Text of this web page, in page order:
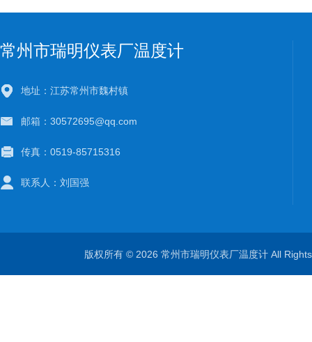
常州市瑞明仪表厂温度计
地址：江苏常州市魏村镇
邮箱：30572695@qq.com
传真：0519-85715316
联系人：刘国强
版权所有 © 2026 常州市瑞明仪表厂温度计 All